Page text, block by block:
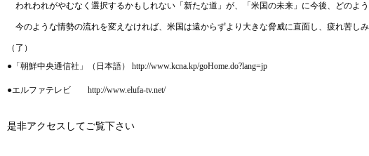
われわれがやむなく選択するかもしれない「新たな道」が、「米国の未来」に今後、どのよ
今のような情勢の流れを変えなければ、米国は遠からずより大きな脅威に直面し、疲れ苦し
（了）
●「朝鮮中央通信社」（日本語） http://www.kcna.kp/goHome.do?lang=jp
●エルファテレビ http://www.elufa-tv.net/
是非アクセスしてご覧下さい